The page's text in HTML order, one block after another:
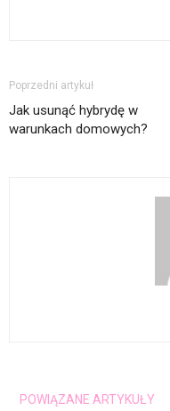
Poprzedni artykuł
Jak usunąć hybrydę w
warunkach domowych?
POWIĄZANE ARTYKUŁY